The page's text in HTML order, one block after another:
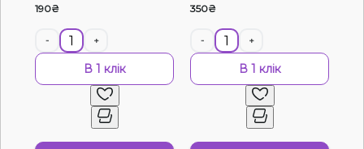
190₴
- +
В 1 клік
350₴
- +
В 1 клік